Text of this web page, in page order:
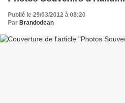
Publié le 29/03/2012 à 08:20
Par Brandodean